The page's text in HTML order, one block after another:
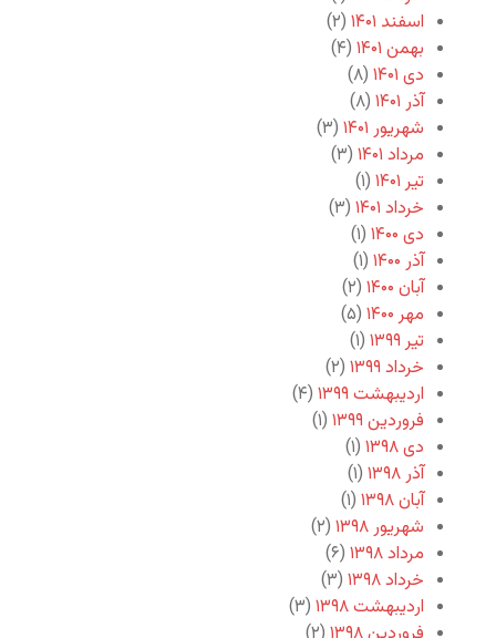
اسفند ۱۴۰۱
(۲)
بهمن ۱۴۰۱
(۴)
دی ۱۴۰۱
(۸)
آذر ۱۴۰۱
(۸)
شهریور ۱۴۰۱
(۳)
مرداد ۱۴۰۱
(۳)
تیر ۱۴۰۱
(۱)
خرداد ۱۴۰۱
(۳)
دی ۱۴۰۰
(۱)
آذر ۱۴۰۰
(۱)
آبان ۱۴۰۰
(۲)
مهر ۱۴۰۰
(۵)
تیر ۱۳۹۹
(۱)
خرداد ۱۳۹۹
(۲)
اردیبهشت ۱۳۹۹
(۴)
فروردین ۱۳۹۹
(۱)
دی ۱۳۹۸
(۱)
آذر ۱۳۹۸
(۱)
آبان ۱۳۹۸
(۱)
شهریور ۱۳۹۸
(۲)
مرداد ۱۳۹۸
(۶)
خرداد ۱۳۹۸
(۳)
اردیبهشت ۱۳۹۸
(۳)